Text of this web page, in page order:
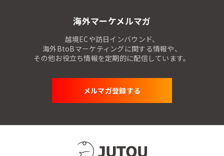
海外マーケメルマガ
越境ECや訪日インバウンド、
海外BtoBマーケティングに関する情報や、
その他お役立ち情報を定期的に配信しています。
メルマガ登録する